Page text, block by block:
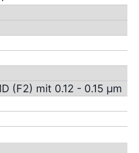
(F2) mit 0.12 - 0.15 µm